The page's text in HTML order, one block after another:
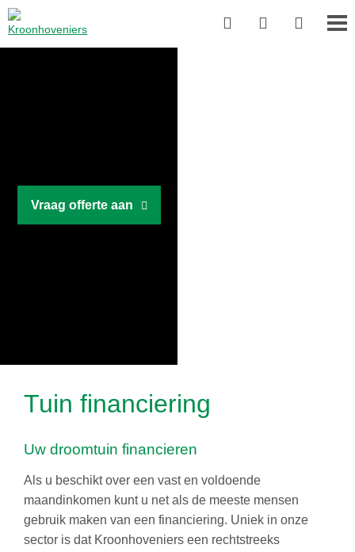
Vraag offerte aan
Tuin financiering
Uw droomtuin financieren
Als u beschikt over een vast en voldoende
maandinkomen kunt u net als de meeste mensen
gebruik maken van een financiering. Uniek in onze
sector is dat Kroonhoveniers een rechtstreeks